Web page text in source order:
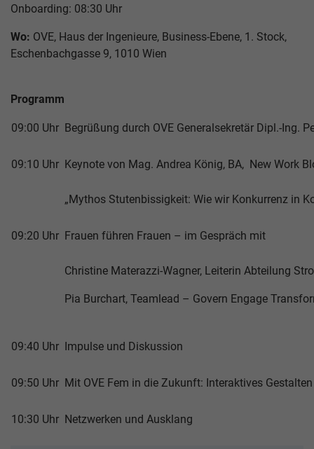
Onboarding: 08:30 Uhr
Wo: OVE, Haus der Ingenieure, Business-Ebene, 1. Stock,
Eschenbachgasse 9, 1010 Wien
Programm
09:00 Uhr Begrüßung durch OVE Generalsekretär Dipl.-Ing.
09:10 Uhr Keynote von Mag. Andrea König, BA, New Work
„Mythos Stutenbissigkeit: Wie wir Konkurrenz in
09:20 Uhr Frauen führen Frauen – im Gespräch mit
Christine Materazzi-Wagner, Leiterin Abteilung
Pia Burchart, Teamlead – Govern Engage
09:40 Uhr Impulse und Diskussion
09:50 Uhr Mit OVE Fem in die Zukunft: Interaktives
10:30 Uhr Netzwerken und Ausklang